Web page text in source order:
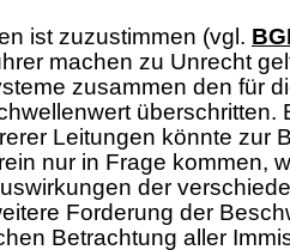
ist zuzustimmen (vgl.
machen zu Unrecht
zusammen den für
überschritten.
Leitungen könnte zur
nur in Frage kommen,
der
Forderung der
Betrachtung aller